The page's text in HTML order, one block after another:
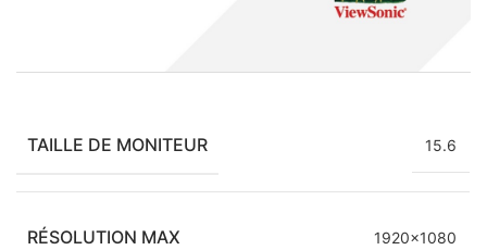
TAILLE DE MONITEUR 15.6
RÉSOLUTION MAX 1920×1080